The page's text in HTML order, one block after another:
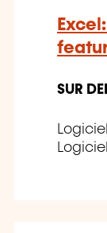
SUR